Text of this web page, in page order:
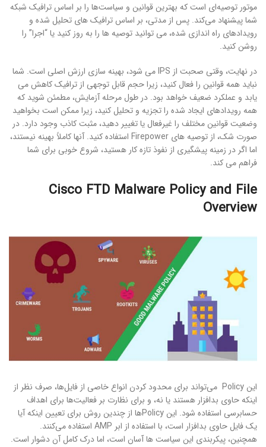
موتور توصیه‌ای است که بهترین قوانین و سیاست‌ها را بر اساس ترافیک شبکه
شما پیشنهاد می‌کند. پس از مدتی، بر اساس ترافیک های تحلیل شده و
رویدادهای راه اندازی شده، می توانید توصیه ها را به روز کنید یا “اجرا” را
روشن کنید.
در نهایت، وقتی صحبت از IPS می شود، بهینه سازی ارزش اصلی است. شما
نباید همه قوانین را فعال کنید، زیرا حجم قابل توجهی از ترافیک کاهش می
یابد و عملکرد ضعیف خواهد بود. در طول مرحله آزمایش، مطمئن شوید که
همه رویدادهای ایجاد شده را تجزیه و تحلیل کنید، زیرا ممکن است بخواهید
وضعیت قوانین مختلف را غیرفعال یا تغییر دهید، مثبت کاذب وجود دارد. در
صورت شک، از توصیه های Firepower استفاده کنید. آنها کاملاً بهینه نیستند،
اما اگر در زمینه پیشگیری از نفوذ تازه کار هستید، شروع خوبی برای شما
فراهم می کند.
Cisco FTD Malware Policy and File
Overview
این Policy می‌تواند برای محدود کردن انواع خاصی از فایل‌ها، صرف نظر از
اینکه حاوی بدافزار هستند یا نه، و برای نظارت بر فعالیت‌ها برای اهداف
حسابرسی استفاده شود. این Policy‌ها از چندین روش برای تعیین اینکه آیا
یک فایل حاوی بدافزار است، با استفاده از ابر AMP استفاده می‌کنند.
همچنین، پیکربندی این سیاست ها آسان است، اما درک کامل آن دشوار است.